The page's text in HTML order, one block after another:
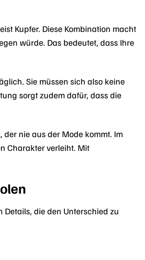
Kupfer. Diese Kombination macht
würde. Das bedeutet, dass Ihre
Sie müssen sich also keine
sorgt zudem dafür, dass die
nie aus der Mode kommt. Im
Charakter verleiht. Mit
die den Unterschied zu